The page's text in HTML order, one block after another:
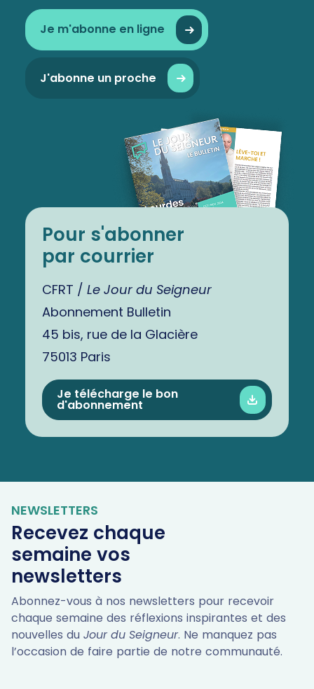
Je m'abonne en ligne
J'abonne un proche
Pour s'abonner
par courrier
CFRT / Le Jour du Seigneur
Abonnement Bulletin
45 bis, rue de la Glacière
75013 Paris
Je télécharge le bon
d'abonnement
NEWSLETTERS
Recevez chaque
semaine vos
newsletters
Abonnez-vous à nos newsletters pour recevoir
chaque semaine des réflexions inspirantes et des
nouvelles du Jour du Seigneur. Ne manquez pas
l’occasion de faire partie de notre communauté.